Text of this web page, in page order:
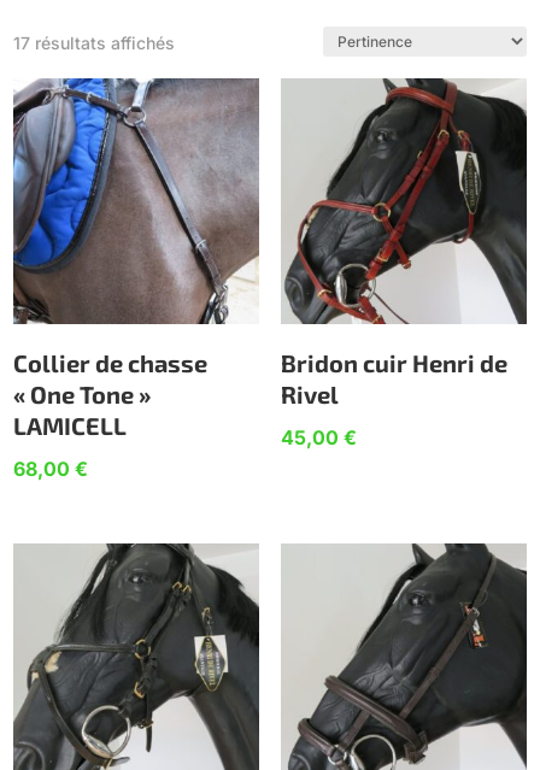
17 résultats affichés
Collier de chasse
« One Tone »
LAMICELL
68,00€
Bridon cuir Henri de
Rivel
45,00 €